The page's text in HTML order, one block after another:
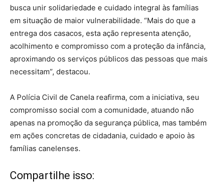
busca unir solidariedade e cuidado integral às famílias
em situação de maior vulnerabilidade. “Mais do que a
entrega dos casacos, esta ação representa atenção,
acolhimento e compromisso com a proteção da infância,
aproximando os serviços públicos das pessoas que mais
necessitam”, destacou.
A Polícia Civil de Canela reafirma, com a iniciativa, seu
compromisso social com a comunidade, atuando não
apenas na promoção da segurança pública, mas também
em ações concretas de cidadania, cuidado e apoio às
famílias canelenses.
Compartilhe isso: